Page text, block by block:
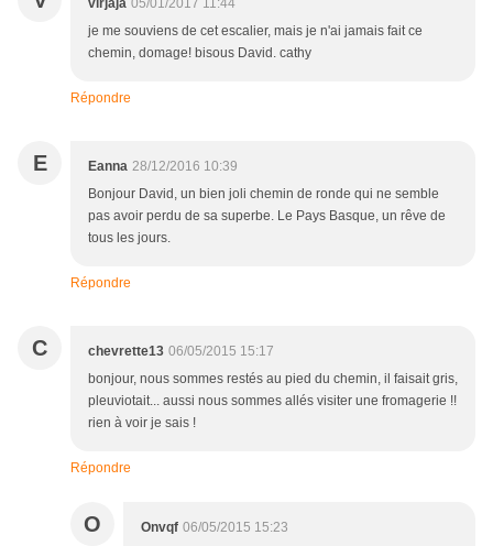
virjaja 05/01/2017 11:44
je me souviens de cet escalier, mais je n'ai jamais fait ce
chemin, domage! bisous David. cathy
Répondre
E Eanna 28/12/2016 10:39
Bonjour David, un bien joli chemin de ronde qui ne semble
pas avoir perdu de sa superbe. Le Pays Basque, un rêve de
tous les jours.
Répondre
C chevrette13 06/05/2015 15:17
bonjour, nous sommes restés au pied du chemin, il faisait gris,
pleuviotait... aussi nous sommes allés visiter une fromagerie !!
rien à voir je sais !
Répondre
O Onvqf 06/05/2015 15:23